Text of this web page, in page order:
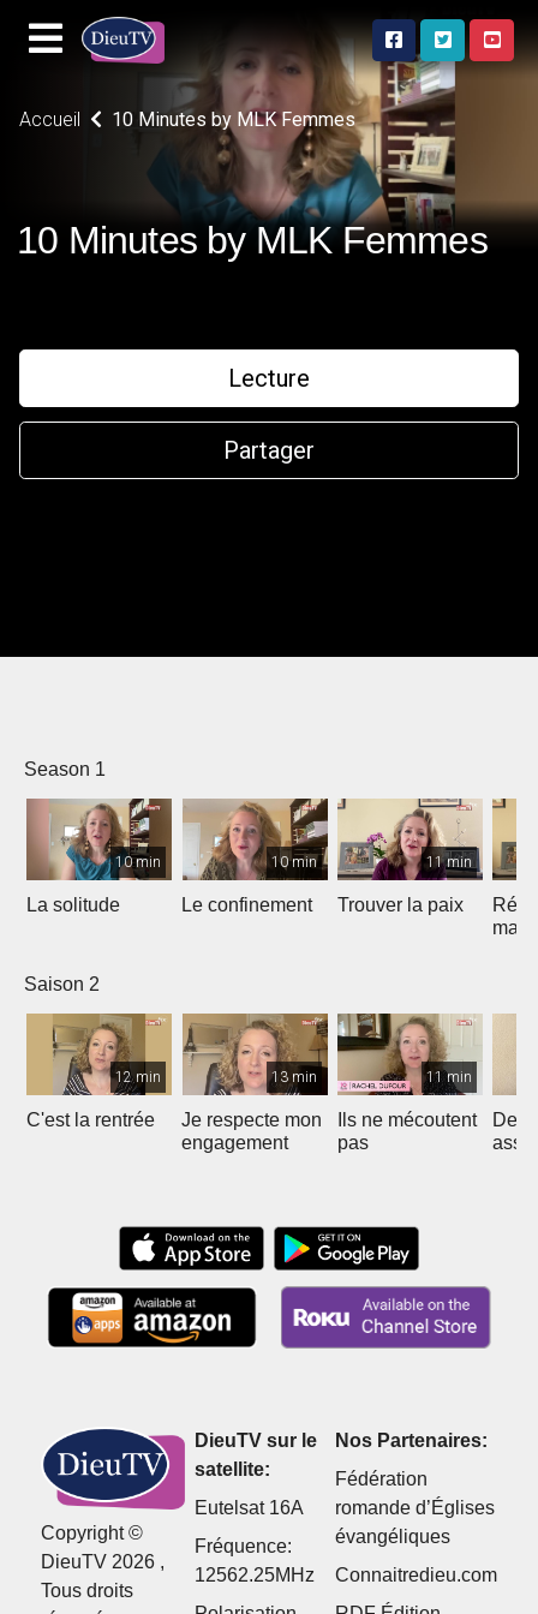
Accueil 10 Minutes by MLK Femmes
10 Minutes by MLK Femmes
Lecture
Partager
Season 1
10 min
La solitude
10 min
Le confinement
11 min
Trouver la paix
Saison 2
12 min
C'est la rentrée
13 min
Je respecte mon
engagement
11 min
Ils ne mécoutent
pas
Des
Copyright ©
DieuTV 2026 ,
Tous droits
DieuTV sur le
satellite:
Eutelsat 16A
Fréquence:
12562.25MHz
Nos Partenaires:
Fédération
romande d’Églises
évangéliques
Connaitredieu.com